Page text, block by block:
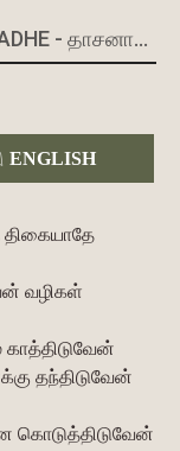
DASANAGIYA YAKOBE BAYAPADADHE - தாசனாகிய யாக்கோபே பயப்படாதே
ENGLISH
திகையாதே
வழிகள்
காத்திடுவேன்
தந்திடுவேன்
கொடுத்திடுவேன்